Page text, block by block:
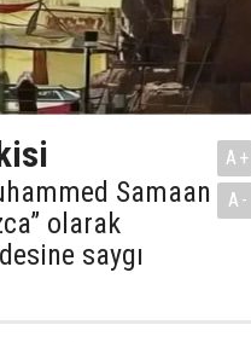
Samaan
olarak
saygı
A+
A-